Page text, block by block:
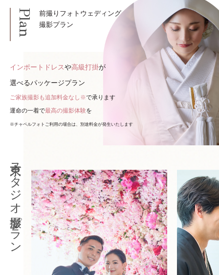
Plan
前撮りフォトウェディング
撮影プラン
インポートドレスや高級打掛が
選べるパッケージプラン
ご家族撮影も追加料金なし※で承ります
運命の一着で最高の撮影体験を
※チャペルフォトご利用の場合は、別途料金が発生いたします
東京スタジオ撮影プラン